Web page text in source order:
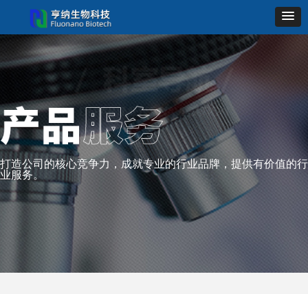
打造公司的核心竞争力，成就专业的行业品牌，提供有价值的行
业服务。